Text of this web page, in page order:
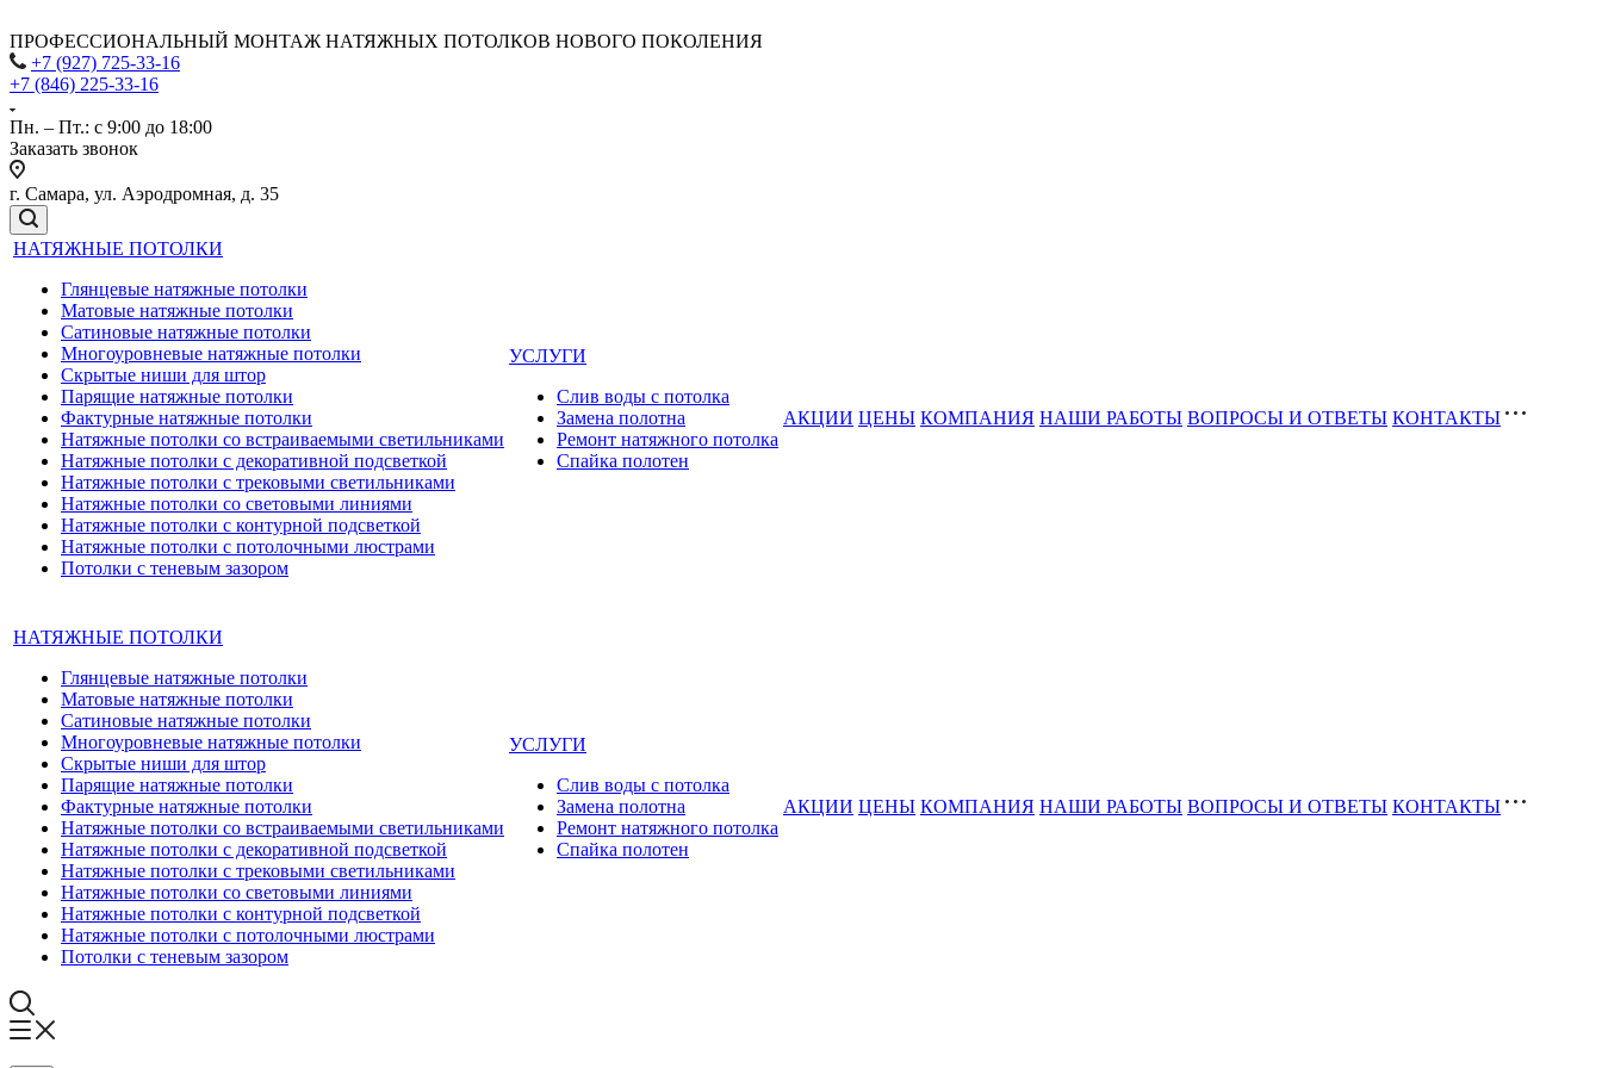
ПРОФЕССИОНАЛЬНЫЙ МОНТАЖ НАТЯЖНЫХ ПОТОЛКОВ НОВОГО ПОКОЛЕНИЯ
+7 (927) 725-33-16
+7 (846) 225-33-16
Пн. – Пт.: с 9:00 до 18:00
Заказать звонок
г. Самара, ул. Аэродромная, д. 35
НАТЯЖНЫЕ ПОТОЛКИ
Глянцевые натяжные потолки
Матовые натяжные потолки
Сатиновые натяжные потолки
Многоуровневые натяжные потолки
Скрытые ниши для штор
Парящие натяжные потолки
Фактурные натяжные потолки
Натяжные потолки со встраиваемыми светильниками
Натяжные потолки с декоративной подсветкой
Натяжные потолки с трековыми светильниками
Натяжные потолки со световыми линиями
Натяжные потолки с контурной подсветкой
Натяжные потолки с потолочными люстрами
Потолки с теневым зазором
УСЛУГИ
Слив воды с потолка
Замена полотна
Ремонт натяжного потолка
Спайка полотен
АКЦИИ ЦЕНЫ КОМПАНИЯ НАШИ РАБОТЫ ВОПРОСЫ И ОТВЕТЫ КОНТАКТЫ
НАТЯЖНЫЕ ПОТОЛКИ
Глянцевые натяжные потолки
Матовые натяжные потолки
Сатиновые натяжные потолки
Многоуровневые натяжные потолки
Скрытые ниши для штор
Парящие натяжные потолки
Фактурные натяжные потолки
Натяжные потолки со встраиваемыми светильниками
Натяжные потолки с декоративной подсветкой
Натяжные потолки с трековыми светильниками
Натяжные потолки со световыми линиями
Натяжные потолки с контурной подсветкой
Натяжные потолки с потолочными люстрами
Потолки с теневым зазором
УСЛУГИ
Слив воды с потолка
Замена полотна
Ремонт натяжного потолка
Спайка полотен
АКЦИИ ЦЕНЫ КОМПАНИЯ НАШИ РАБОТЫ ВОПРОСЫ И ОТВЕТЫ КОНТАКТЫ